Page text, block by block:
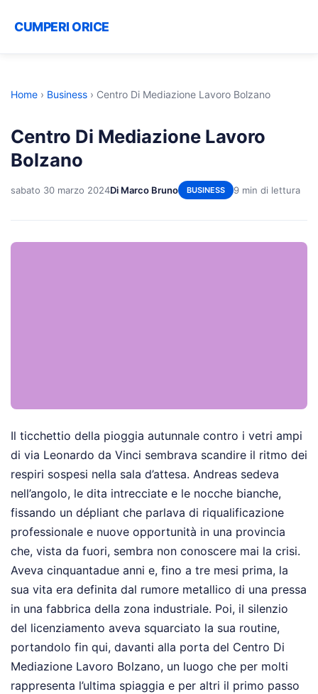
CUMPERI ORICE
Home › Business › Centro Di Mediazione Lavoro Bolzano
Centro Di Mediazione Lavoro
Bolzano
sabato 30 marzo 2024Di Marco Bruno BUSINESS 9 min di lettura
Il ticchettio della pioggia autunnale contro i vetri ampi
di via Leonardo da Vinci sembrava scandire il ritmo dei
respiri sospesi nella sala d’attesa. Andreas sedeva
nell’angolo, le dita intrecciate e le nocche bianche,
fissando un dépliant che parlava di riqualificazione
professionale e nuove opportunità in una provincia
che, vista da fuori, sembra non conoscere mai la crisi.
Aveva cinquantadue anni e, fino a tre mesi prima, la
sua vita era definita dal rumore metallico di una pressa
in una fabbrica della zona industriale. Poi, il silenzio
del licenziamento aveva squarciato la sua routine,
portandolo fin qui, davanti alla porta del Centro Di
Mediazione Lavoro Bolzano, un luogo che per molti
rappresenta l’ultima spiaggia e per altri il primo passo